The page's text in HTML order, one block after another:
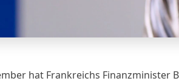
hat Frankreichs Finanzminister